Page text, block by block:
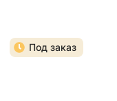
Под заказ